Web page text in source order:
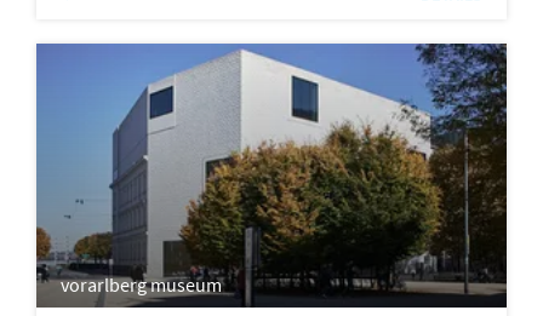
vorarlberg museum